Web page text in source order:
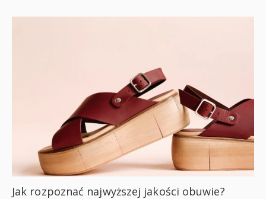
Jak rozpoznać najwyższej jakości obuwie?